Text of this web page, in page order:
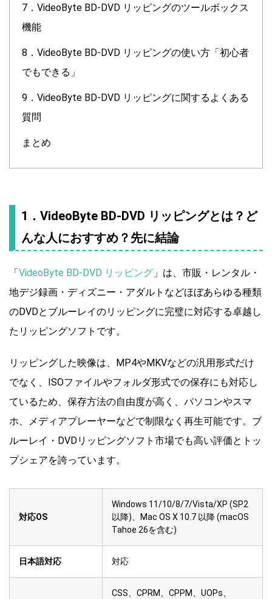
7．VideoByte BD-DVD リッピングのツールボックス
機能
8．VideoByte BD-DVD リッピングの使い方「初心者
でもできる」
9．VideoByte BD-DVD リッピングに関するよくある
質問
まとめ
1．VideoByte BD-DVD リッピングとは？ど
んな人におすすめ？先に結論
「VideoByte BD-DVD リッピング 」は、市販・レンタル・
地デジ録画・ディズニー・アダルトなどほぼあらゆる種類
のDVDとブルーレイのリッピングに完璧に対応する卓越し
たリッピングソフトです。
リッピングした映像は、MP4やMKVなどの汎用形式だけ
でなく、ISOファイルやフォルダ形式での保存にも対応し
ているため、保存方法の自由度が高く、パソコンやスマ
ホ、メディアプレーヤーなどで制限なく再生可能です。ブ
ルーレイ・DVDリッピングソフト市場でも高い評価とトッ
プシェアを誇っています。
対応OS
Windows 11/10/8/7/Vista/XP (SP2
以降)、Mac OS X 10.7 以降 (macOS
Tahoe 26を含む)
日本語対応 対応
CSS、CPRM、CPPM、UOPs、